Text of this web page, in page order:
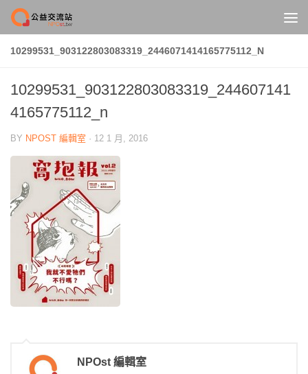
Skip to content
10299531_903122803083319_2446071414165775112_N
10299531_903122803083319_244607141
4165775112_n
BY NPOST 編輯室 · 12 1 月, 2016
NPOst 編輯室